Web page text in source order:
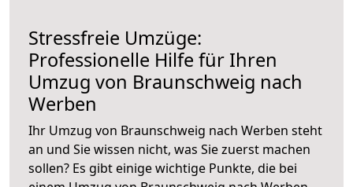
Stressfreie Umzüge:
Professionelle Hilfe für Ihren
Umzug von Braunschweig nach
Werben
Ihr Umzug von Braunschweig nach Werben steht
an und Sie wissen nicht, was Sie zuerst machen
sollen? Es gibt einige wichtige Punkte, die bei